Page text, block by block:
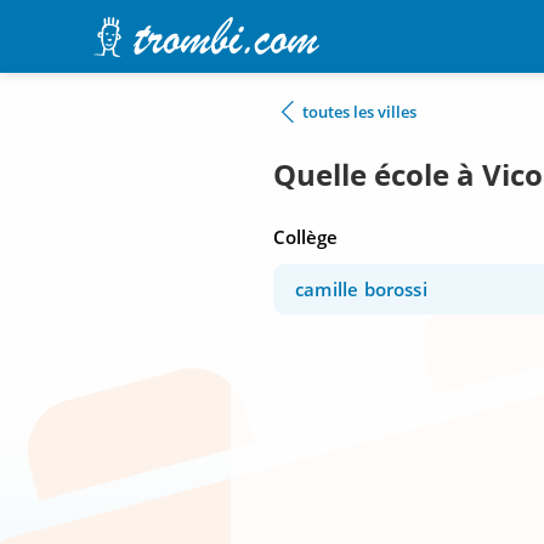
toutes les villes
Quelle école à
Collège
camille borossi